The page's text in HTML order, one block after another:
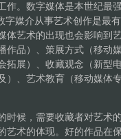
作。数字媒体是本世纪最
字媒介从事艺术创作是最
体艺术的出现也会影响到
作品）、策展方式（移动
拓展）、收藏观念（新型
）、艺术教育（移动媒体
时候，需要收藏者对艺术
艺术的体现。好的作品在